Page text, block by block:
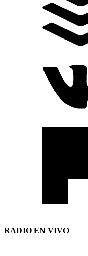
RADIO EN VIVO